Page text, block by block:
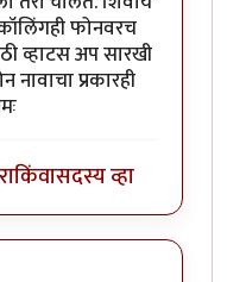
फोनवरच
व्हाटस अप सारखी
प्रकारही
किंवासदस्य व्हा